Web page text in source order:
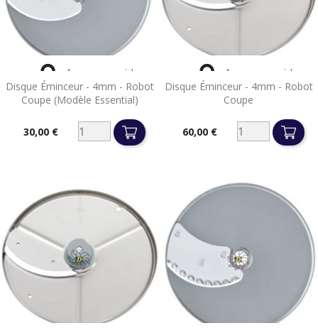
Disque Éminceur - 4mm - Robot
Coupe (Modèle Essential)
30,00 €
 Aperçu rapide
Disque Éminceur - 4mm - Robot
Coupe
60,00 €
 Aperçu rapide